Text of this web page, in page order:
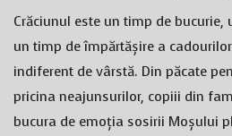
Crăciunul este un timp de
un timp de împărtășire a
indiferent de vârstă. Din păcate
pricina neajunsurilor, copiii din
bucura de emoția sosirii Moșului